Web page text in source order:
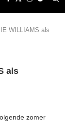
WILLIAMS als
als
zomer